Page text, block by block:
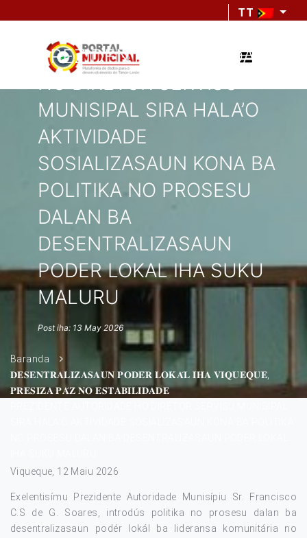
TT
PREZIDENTE AUTORIDADE
MUNISIPAL SIRA HALA’O
AKTIVIDADE
SOSIALIZASAUN KONA BA
POLITIKA NO PROSESU
DALAN BA
DESENTRALIZASAUN
PODER LOKAL IHA SUKU
MALURU
Post iha: 13 May 2026
Baranda
𝐃𝐄𝐒𝐄𝐍𝐓𝐑𝐀𝐋𝐈𝐙𝐀𝐒𝐀𝐔𝐍 𝐏𝐎𝐃𝐄́𝐑 𝐋𝐎𝐊𝐀́𝐋 𝐈𝐇𝐀 𝐕𝐈𝐐𝐔𝐄𝐐𝐔𝐄,
𝐏𝐑𝐄𝐒𝐈𝐙𝐀 𝐏𝐀́𝐙 𝐍𝐎 𝐄𝐒𝐓𝐀𝐁𝐈𝐋𝐈𝐃𝐀𝐃𝐄
Viqueque, 12 Maiu 2026
Exelentisímu Prezidente Autoridade Munisípiu Sr. Francisco
C.S de G. Soares, introdús politika no prosesu dalan ba
desentralizasaun podér lokál ba lideransa komunitária no